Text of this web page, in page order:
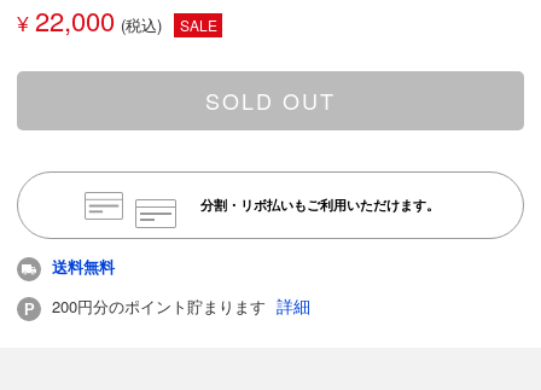
¥ 22,000 SALE
SOLD OUT
分割・リボ払いもご利用いただけます。
送料無料
200円分のポイント貯まります 詳細